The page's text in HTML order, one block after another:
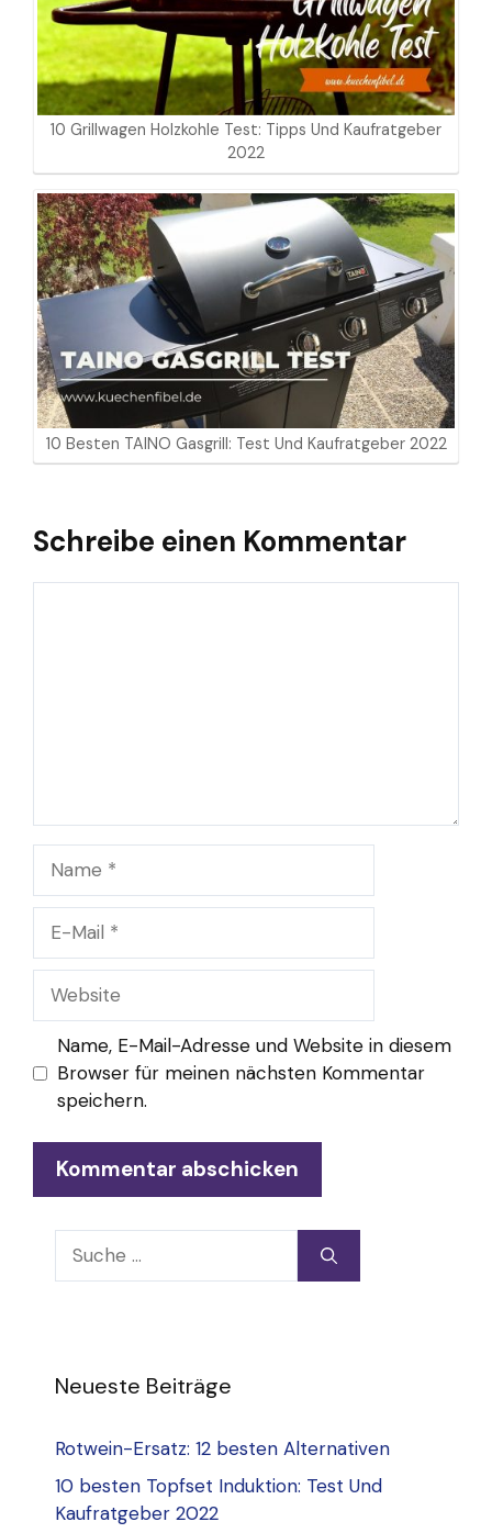
10 Grillwagen Holzkohle Test: Tipps Und Kaufratgeber
2022
10 Besten TAINO Gasgrill: Test Und Kaufratgeber 2022
Schreibe einen Kommentar
Mail
Website
Name, E-Mail-Adresse und Website in diesem
Browser für meinen nächsten Kommentar
speichern.
Suche
nach:
Neueste Beiträge
Rotwein-Ersatz: 12 besten Alternativen
10 besten Topfset Induktion: Test Und
Kaufratgeber 2022